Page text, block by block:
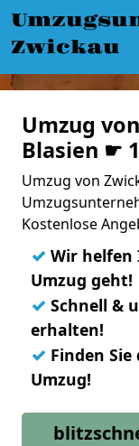
Zwickau
Umzug
Blasien ☛
Umzug von
Kostenlose
✓ Wir helfen
Umzug geht!
✓ Schnell &
erhalten!
✓ Finden
Umzug!